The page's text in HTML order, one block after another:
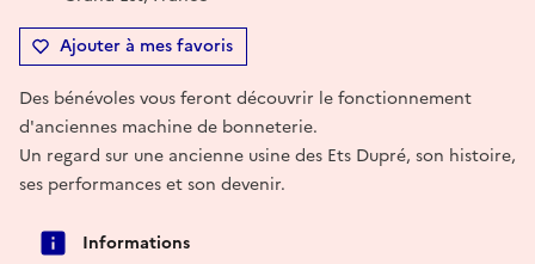
Ajouter à mes favoris
Des bénévoles vous feront découvrir le fonctionnement
d'anciennes machine de bonneterie.
Un regard sur une ancienne usine des Ets Dupré, son histoire,
ses performances et son devenir.
Informations